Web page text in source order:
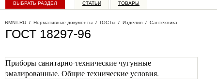
ВЫБРАТЬ РАЗДЕЛ СТАТЬИ ТОВАРЫ
RMNT.RU / Нормативные документы / ГОСТы / Изделия / Сантехника
ГОСТ 18297-96
Приборы санитарно-технические чугунные
эмалированные. Общие технические условия.